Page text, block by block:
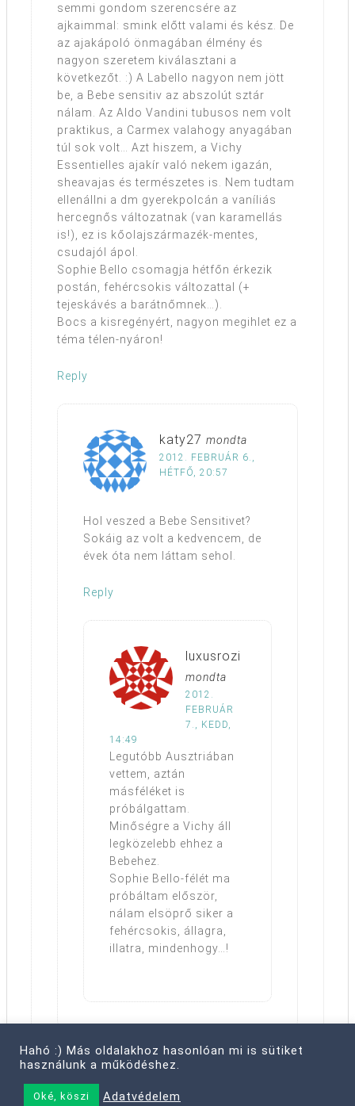
semmi gondom szerencsére az
ajkaimmal: smink előtt valami és kész. De
az ajakápoló önmagában élmény és
nagyon szeretem kiválasztani a
következőt. :) A Labello nagyon nem jött
be, a Bebe sensitiv az abszolút sztár
nálam. Az Aldo Vandini tubusos nem volt
praktikus, a Carmex valahogy anyagában
túl sok volt… Azt hiszem, a Vichy
Essentielles ajakír való nekem igazán,
sheavajas és természetes is. Nem tudtam
ellenállni a dm gyerekpolcán a vaníliás
hercegnős változatnak (van karamellás
is!), ez is kőolajszármazék-mentes,
csudajól ápol.
Sophie Bello csomagja hétfőn érkezik
postán, fehércsokis változattal (+
tejeskávés a barátnőmnek…).
Bocs a kisregényért, nagyon megihlet ez a
téma télen-nyáron!
Reply
katy27 mondta
2012. FEBRUÁR 6.,
HÉTFŐ, 20:57
Hol veszed a Bebe Sensitivet?
Sokáig az volt a kedvencem, de
évek óta nem láttam sehol.
Reply
luxusrozi
mondta
2012.
FEBRUÁR
7., KEDD,
14:49
Legutóbb Ausztriában
vettem, aztán
másféléket is
próbálgattam.
Minőségre a Vichy áll
legközelebb ehhez a
Bebehez.
Sophie Bello-félét ma
próbáltam először,
nálam elsöprő siker a
fehércsokis, állagra,
illatra, mindenhogy…!
Hahó :) Más oldalakhoz hasonlóan mi is sütiket
használunk a működéshez.
Oké, köszi Adatvédelem